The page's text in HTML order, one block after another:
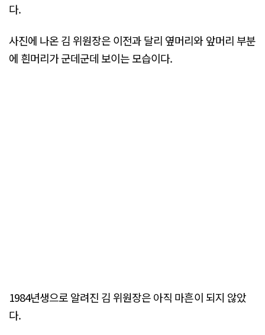
다.
사진에 나온 김 위원장은 이전과 달리 옆머리와 앞머리 부분
에 흰머리가 군데군데 보이는 모습이다.
1984년생으로 알려진 김 위원장은 아직 마흔이 되지 않았
다.